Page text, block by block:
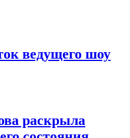
ведущего шоу
раскрыла